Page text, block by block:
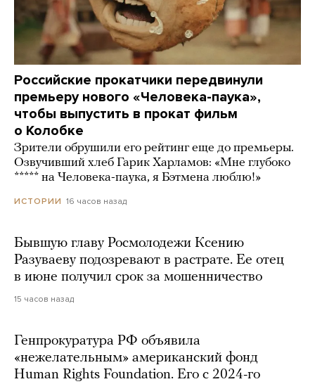
Российские прокатчики передвинули
премьеру нового «Человека-паука»,
чтобы выпустить в прокат фильм
о Колобке
Зрители обрушили его рейтинг еще до премьеры.
Озвучивший хлеб Гарик Харламов: «Мне глубоко
***** на Человека-паука, я Бэтмена люблю!»
ИСТОРИИ 16 часов назад
Бывшую главу Росмолодежи Ксению
Разуваеву подозревают в растрате. Ее отец
в июне получил срок за мошенничество
15 часов назад
Генпрокуратура РФ объявила
«нежелательным» американский фонд
Human Rights Foundation. Его с 2024-го